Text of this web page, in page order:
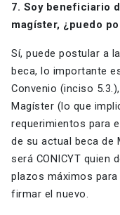
7. Soy beneficiario
magíster, ¿puedo
Sí, puede postular a
beca, lo importante
Convenio (inciso
Magíster (lo que
requerimientos para
de su actual beca de
será CONICYT quien
plazos máximos
firmar el nuevo.